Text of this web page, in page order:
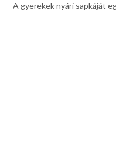
A gyerekek nyári sapkáját